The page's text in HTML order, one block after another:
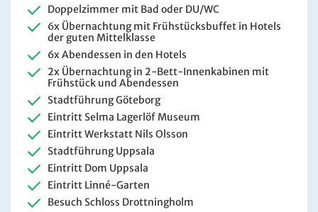
Doppelzimmer mit Bad oder DU/WC
6x Übernachtung mit Frühstücksbuffet in Hotels
der guten Mittelklasse
6x Abendessen in den Hotels
2x Übernachtung in 2-Bett-Innenkabinen mit
Frühstück und Abendessen
Stadtführung Göteborg
Eintritt Selma Lagerlöf Museum
Eintritt Werkstatt Nils Olsson
Stadtführung Uppsala
Eintritt Dom Uppsala
Eintritt Linné-Garten
Besuch Schloss Drottningholm